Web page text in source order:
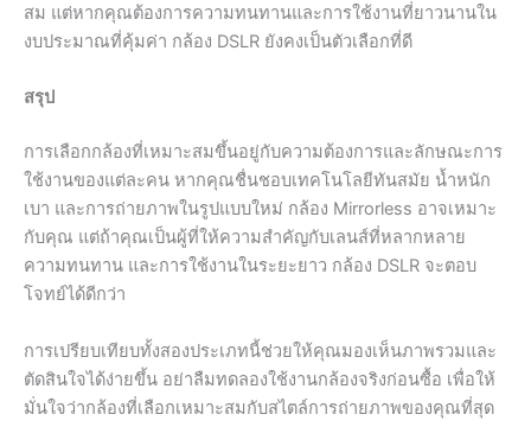
สม แต่หากคุณต้องการความทนทานและการใช้งานที่ยาวนานใน
งบประมาณที่คุ้มค่า กล้อง DSLR ยังคงเป็นตัวเลือกที่ดี
สรุป
การเลือกกล้องที่เหมาะสมขึ้นอยู่กับความต้องการและลักษณะการ
ใช้งานของแต่ละคน หากคุณชื่นชอบเทคโนโลยีทันสมัย น้ำหนัก
เบา และการถ่ายภาพในรูปแบบใหม่ กล้อง Mirrorless อาจเหมาะ
กับคุณ แต่ถ้าคุณเป็นผู้ที่ให้ความสำคัญกับเลนส์ที่หลากหลาย
ความทนทาน และการใช้งานในระยะยาว กล้อง DSLR จะตอบ
โจทย์ได้ดีกว่า
การเปรียบเทียบทั้งสองประเภทนี้ช่วยให้คุณมองเห็นภาพรวมและ
ตัดสินใจได้ง่ายขึ้น อย่าลืมทดลองใช้งานกล้องจริงก่อนซื้อ เพื่อให้
มั่นใจว่ากล้องที่เลือกเหมาะสมกับสไตล์การถ่ายภาพของคุณที่สุด